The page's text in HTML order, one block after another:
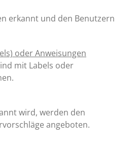
erkannt und den Benutzern
oder Anweisungen
mit Labels oder
wird, werden den
angeboten.